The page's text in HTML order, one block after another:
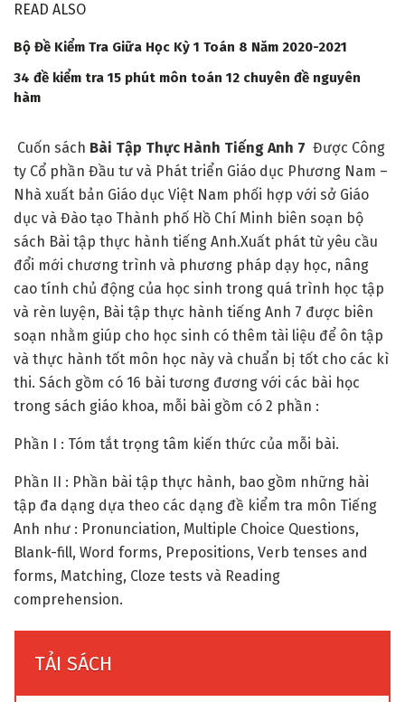
READ ALSO
Bộ Đề Kiểm Tra Giữa Học Kỳ 1 Toán 8 Năm 2020-2021
34 đề kiểm tra 15 phút môn toán 12 chuyên đề nguyên
hàm
Cuốn sách Bài Tập Thực Hành Tiếng Anh 7 Được Công
ty Cổ phần Đầu tư và Phát triển Giáo dục Phương Nam –
Nhà xuất bản Giáo dục Việt Nam phối hợp với sở Giáo
dục và Đào tạo Thành phố Hồ Chí Minh biên soạn bộ
sách Bài tập thực hành tiếng Anh.Xuất phát từ yêu cầu
đổi mới chương trình và phương pháp dạy học, nâng
cao tính chủ động của học sinh trong quá trình học tập
và rèn luyện, Bài tập thực hành tiếng Anh 7 được biên
soạn nhằm giúp cho học sinh có thêm tài liệu để ôn tập
và thực hành tốt môn học này và chuẩn bị tốt cho các kì
thi. Sách gồm có 16 bài tương đương với các bài học
trong sách giáo khoa, mỗi bài gồm có 2 phần :
Phần I : Tóm tắt trọng tâm kiến thức của mỗi bài.
Phần II : Phần bài tập thực hành, bao gồm những hài
tập đa dạng dựa theo các dạng đề kiểm tra môn Tiếng
Anh như : Pronunciation, Multiple Choice Questions,
Blank-fill, Word forms, Prepositions, Verb tenses and
forms, Matching, Cloze tests và Reading
comprehension.
TẢI SÁCH